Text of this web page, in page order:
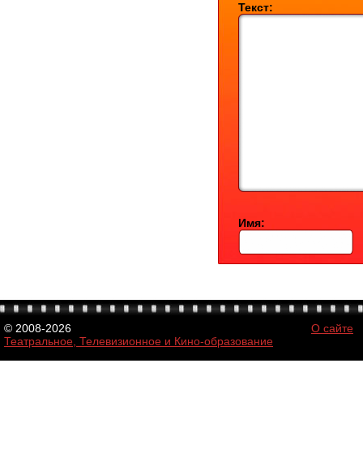
Текст:
Имя:
© 2008-2026
Театральное, Телевизионное и Кино-образование
О сайте